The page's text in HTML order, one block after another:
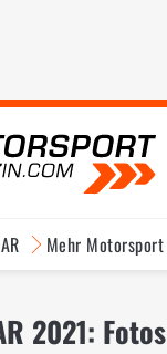
Mehr Motorsport
2021: